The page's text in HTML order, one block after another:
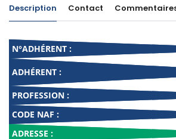
Description Contact
N°ADHÉRENT :
ADHÉRENT :
PROFESSION :
CODE NAF :
ADRESSE :